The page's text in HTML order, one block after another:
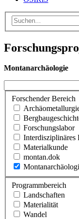
Montanarchäologie
Forschender Bereich
Forschungslabor
Interdisziplinäres
Materialkunde
montan.dok
Programmbereich
Landschaften
Materialität
Wandel